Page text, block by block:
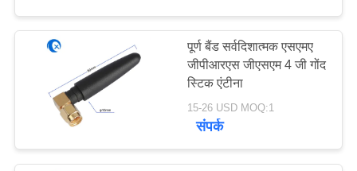
कारखाना
नियंत्रण
जीएसएम ऐन्टेना
24
पूर्ण बैंड सर्वदिशात्मक एसएमए
जीपीआरएस जीएसएम 4 जी गोंद
स्टिक एंटीना
15-26 USD MOQ:1
संपर्क